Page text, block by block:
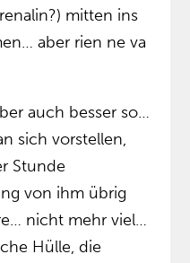
mitten ins
aber rien ne va
auch besser so…
sich vorstellen,
Stunde
von ihm übrig
nicht mehr viel…
Hülle, die